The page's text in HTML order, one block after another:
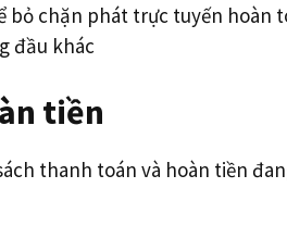
bỏ chặn phát trực tuyến hoàn
đầu khác
tiền
thanh toán và hoàn tiền